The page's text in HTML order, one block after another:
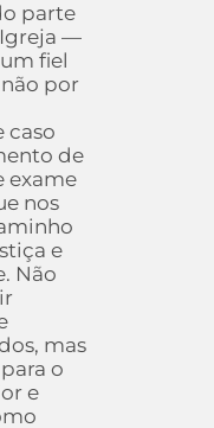
parte
—
fiel
por
caso
de
exame
nos
e
Não
mas
o
e